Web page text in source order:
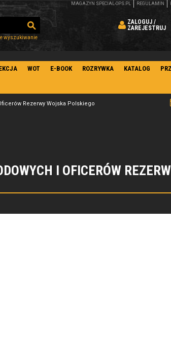
wyszukiwanie
ZALOGUJ /
ZAREJESTRUJ
MAGAZYN SPECIAL-OPS.PL REGULAMIN
WOT E-BOOK ROZRYWKA KATALOG
Rezerwy Wojska Polskiego
I OFICERÓW